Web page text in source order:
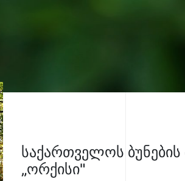
საქართველოს
„ორქისი"